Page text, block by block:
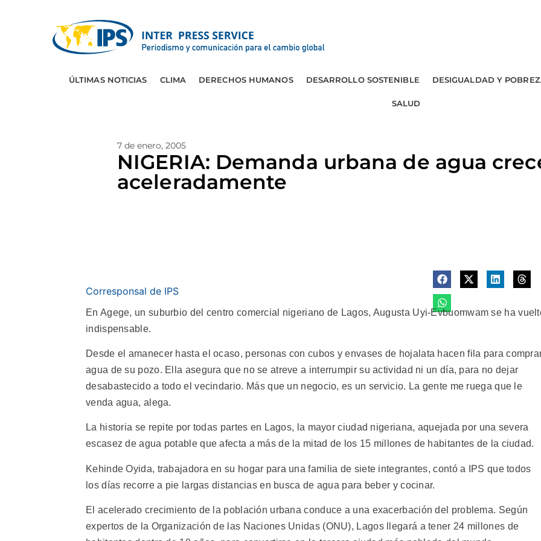
ÚLTIMAS NOTICIAS CLIMA DERECHOS HUMANOS DESARROLLO SOSTENIBLE DESIGUALDAD Y
SALUD
7 de enero, 2005
NIGERIA: Demanda urbana de agua
aceleradamente
Corresponsal de IPS
En Agege, un suburbio del centro comercial nigeriano de Lagos, Augusta Uyi-Evbuomwam se ha
indispensable.
Desde el amanecer hasta el ocaso, personas con cubos y envases de hojalata hacen fila para
agua de su pozo. Ella asegura que no se atreve a interrumpir su actividad ni un día, para no dejar
desabastecido a todo el vecindario. Más que un negocio, es un servicio. La gente me ruega que le
venda agua, alega.
La historia se repite por todas partes en Lagos, la mayor ciudad nigeriana, aquejada por una severa
escasez de agua potable que afecta a más de la mitad de los 15 millones de habitantes de la ciudad.
Kehinde Oyida, trabajadora en su hogar para una familia de siete integrantes, contó a IPS que todos
los días recorre a pie largas distancias en busca de agua para beber y cocinar.
El acelerado crecimiento de la población urbana conduce a una exacerbación del problema. Según
expertos de la Organización de las Naciones Unidas (ONU), Lagos llegará a tener 24 millones de